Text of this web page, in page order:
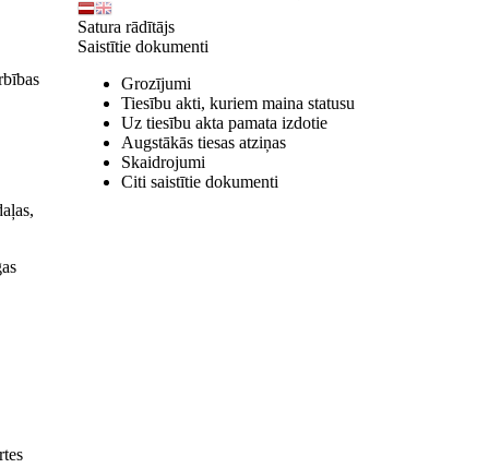
Satura rādītājs
Saistītie dokumenti
Grozījumi
Tiesību akti, kuriem maina statusu
Uz tiesību akta pamata izdotie
Augstākās tiesas atziņas
Skaidrojumi
Citi saistītie dokumenti